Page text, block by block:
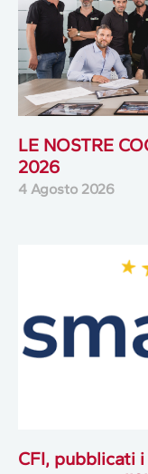
LE NOSTRE
2026
4 Agosto 2026
CFI, pubblicati